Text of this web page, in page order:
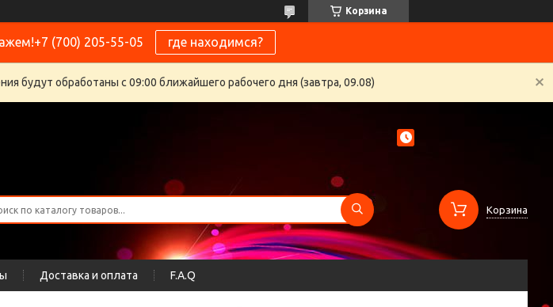
Корзина
(700) 205-55-05 где находимся?
будут обработаны с 09:00 ближайшего рабочего дня (завтра, 09.08)
Корзина
Доставка и оплата F.A.Q